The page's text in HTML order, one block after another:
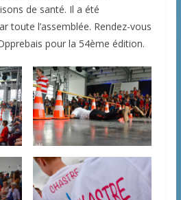
de santé. Il a été
toute l’assemblée. Rendez-vous
pour la 54ème édition.